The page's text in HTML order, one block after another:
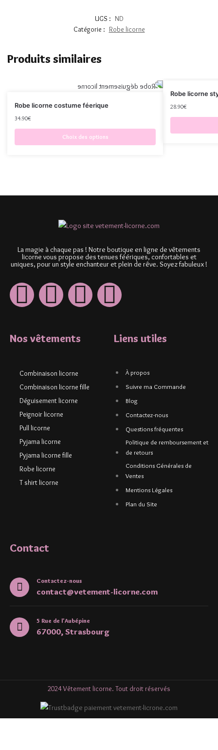
UGS : ND
Catégorie : Robe licorne
Produits similaires
Robe licorne costume féerique
34.90€
Choix des options
Robe licorne
28.90€
La magie à chaque pas ! Notre boutique en ligne de vêtements
licorne vous propose des tenues féériques, confortables et
uniques, pour un style enchanteur et plein de rêve. Soyez fabuleux !
Nos vêtements
Combinaison licorne
Combinaison licorne fille
Déguisement licorne
Peignoir licorne
Pull licorne
Pyjama licorne
Pyjama licorne fille
Robe licorne
T shirt licorne
Liens utiles
À propos
Suivre ma Commande
Blog
Contactez-nous
Questions fréquentes
Politique de remboursement et
de retours
Conditions Générales de
Ventes
Mentions Légales
Plan du Site
Contact
Contactez-nous
contact@vetement-licorne.com
5 Rue de l'Aubépine
67000, Strasbourg
2024 Vêtement licorne. Tout droit réservés